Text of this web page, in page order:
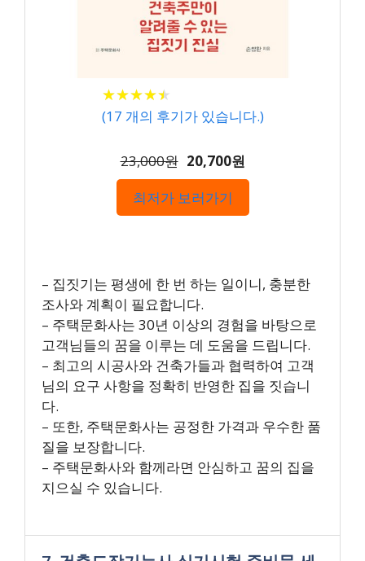
★★★★★
★★★★★
(17 개의 후기가 있습니다.)
23,000원 20,700원
최저가 보러가기
– 집짓기는 평생에 한 번 하는 일이니, 충분한
조사와 계획이 필요합니다.
– 주택문화사는 30년 이상의 경험을 바탕으로
고객님들의 꿈을 이루는 데 도움을 드립니다.
– 최고의 시공사와 건축가들과 협력하여 고객
님의 요구 사항을 정확히 반영한 집을 짓습니
다.
– 또한, 주택문화사는 공정한 가격과 우수한 품
질을 보장합니다.
– 주택문화사와 함께라면 안심하고 꿈의 집을
지으실 수 있습니다.